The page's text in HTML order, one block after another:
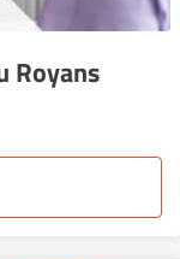
Royans